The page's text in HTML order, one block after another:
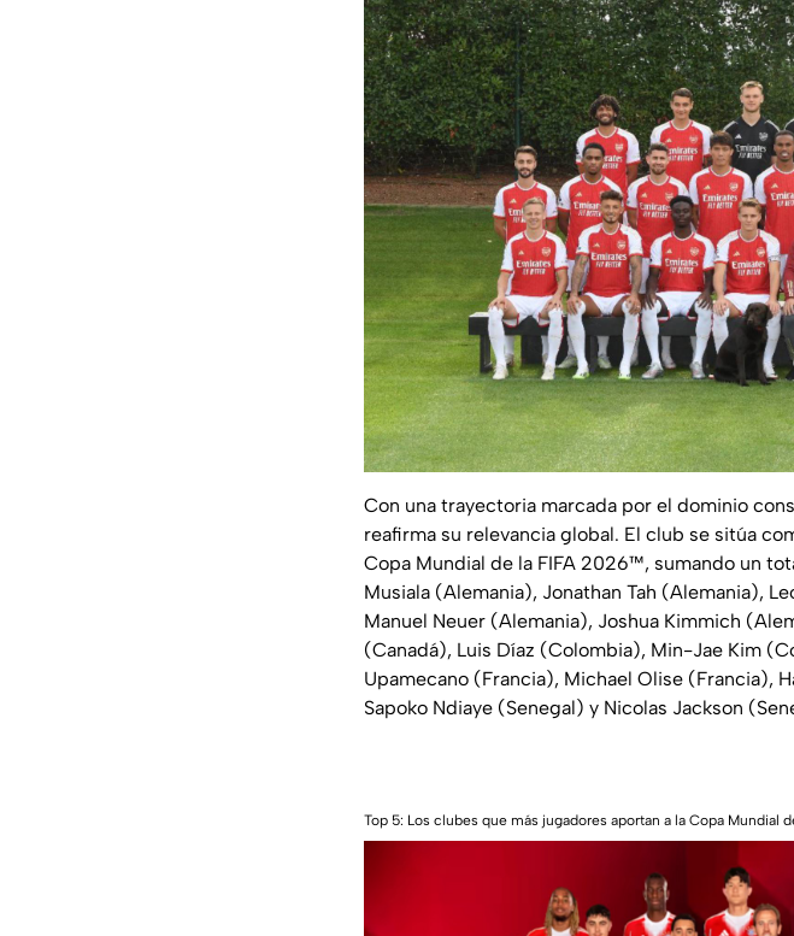
Con una trayectoria marcada por el dominio
reafirma su relevancia global. El club se sitúa
Copa Mundial de la FIFA 2026™, sumando un
Musiala (Alemania), Jonathan Tah (Alemania),
Manuel Neuer (Alemania), Joshua Kimmich
(Canadá), Luis Díaz (Colombia), Min-Jae Kim
Upamecano (Francia), Michael Olise (Francia),
Sapoko Ndiaye (Senegal) y Nicolas Jackson
Top 5: Los clubes que más jugadores aportan a la Copa Mundial